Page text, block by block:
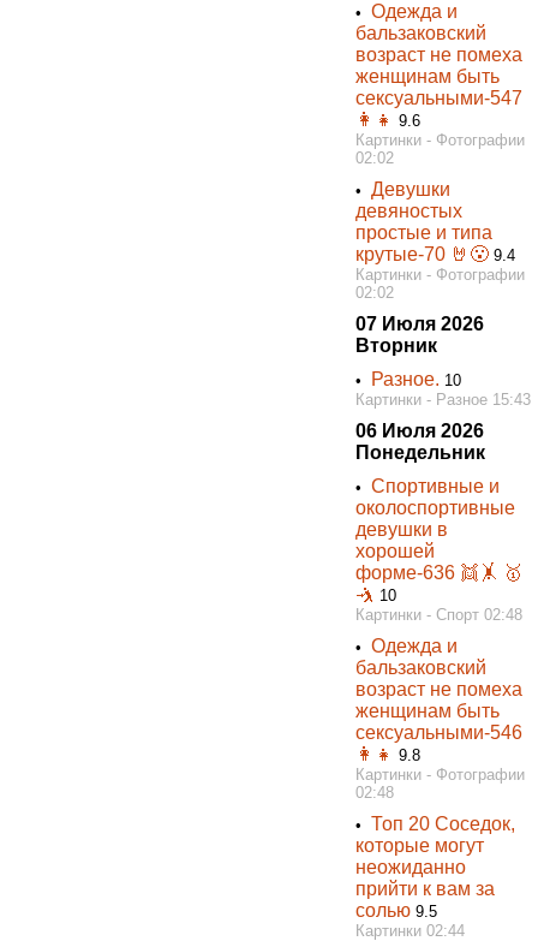
•Одежда и
бальзаковский
возраст не помеха
женщинам быть
сексуальными-547
👩👧 9.6
Картинки - Фотографии
02:02
•Девушки
девяностых
простые и типа
крутые-70 🤘😮 9.4
Картинки - Фотографии
02:02
07 Июля 2026
Вторник
• Разное. 10
Картинки - Разное 15:43
06 Июля 2026
Понедельник
•Спортивные и
околоспортивные
девушки в
хорошей
форме-636 👯‍🤸 🥇
🤺 10
Картинки - Спорт 02:48
•Одежда и
бальзаковский
возраст не помеха
женщинам быть
сексуальными-546
👩👧 9.8
Картинки - Фотографии
02:48
• Топ 20 Соседок,
которые могут
неожиданно
прийти к вам за
солью 9.5
Картинки 02:44